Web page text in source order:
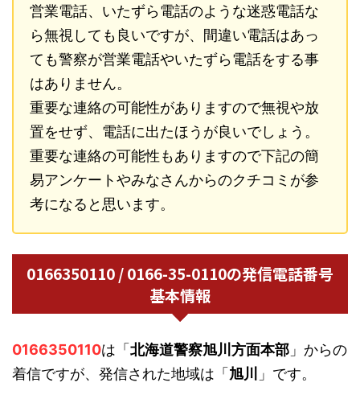
営業電話、いたずら電話のような迷惑電話な
ら無視しても良いですが、間違い電話はあっ
ても警察が営業電話やいたずら電話をする事
はありません。
重要な連絡の可能性がありますので無視や放
置をせず、電話に出たほうが良いでしょう。
重要な連絡の可能性もありますので下記の簡
易アンケートやみなさんからのクチコミが参
考になると思います。
0166350110 / 0166-35-0110の発信電話番号
基本情報
0166350110は「北海道警察旭川方面本部 」からの
着信ですが、発信された地域は「旭川 」です。